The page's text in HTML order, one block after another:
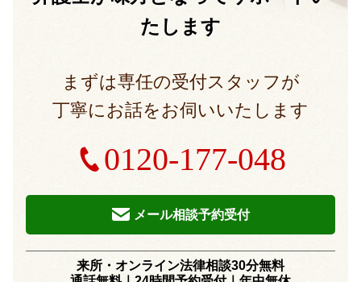
たします
まずは専任の受付スタッフが
丁寧にお話をお伺いいたします
0120-177-048
メール相談予約受付
来所・オンライン法律相談30分無料